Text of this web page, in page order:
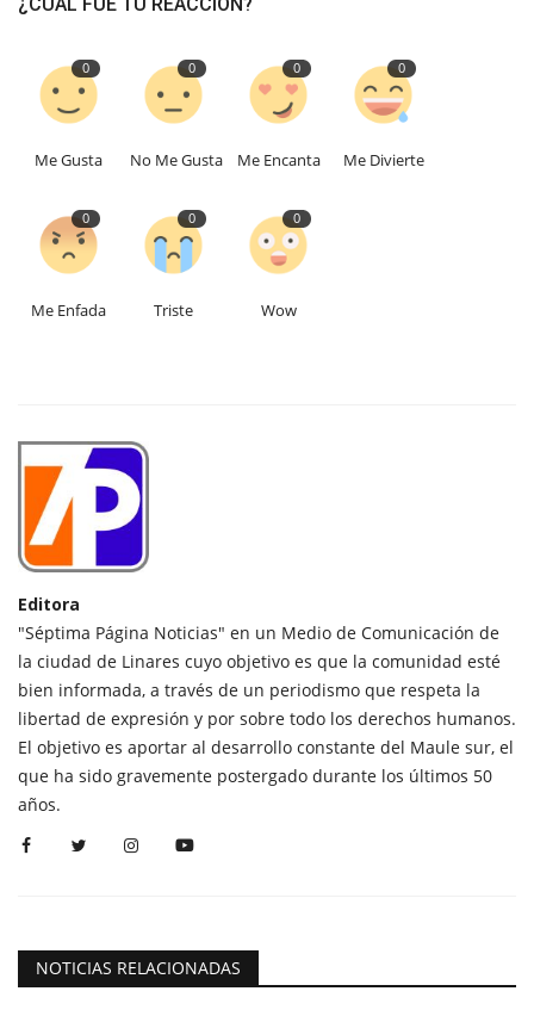
0
Me Gusta
0
No Me Gusta
0
Me Encanta
0
Me Divierte
0
Me Enfada
0
Triste
0
Wow
Editora
"Séptima Página Noticias" en un Medio de Comunicación de
la ciudad de Linares cuyo objetivo es que la comunidad esté
bien informada, a través de un periodismo que respeta la
libertad de expresión y por sobre todo los derechos humanos.
El objetivo es aportar al desarrollo constante del Maule sur, el
que ha sido gravemente postergado durante los últimos 50
años.
NOTICIAS RELACIONADAS